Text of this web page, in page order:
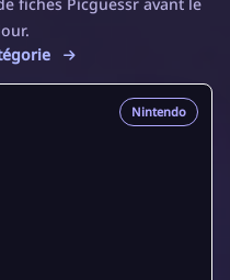
Nintendo